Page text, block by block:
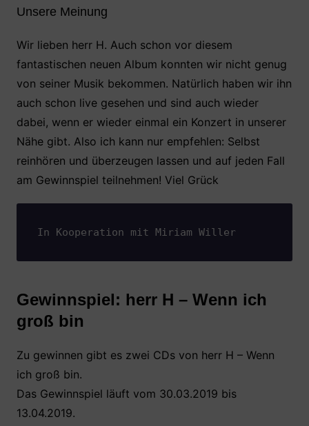
Unsere Meinung
Wir lieben herr H. Auch schon vor diesem
fantastischen neuen Album konnten wir nicht genug
von seiner Musik bekommen. Natürlich haben wir ihn
auch schon live gesehen und sind auch wieder
dabei, wenn er wieder einmal ein Konzert in unserer
Nähe gibt. Also ich kann nur empfehlen: Selbst
reinhören und überzeugen lassen und auf jeden Fall
am Gewinnspiel teilnehmen! Viel Grück
In Kooperation mit Miriam Willer
Gewinnspiel: herr H – Wenn ich
groß bin
Zu gewinnen gibt es zwei CDs von herr H – Wenn
ich groß bin.
Das Gewinnspiel läuft vom 30.03.2019 bis
13.04.2019.